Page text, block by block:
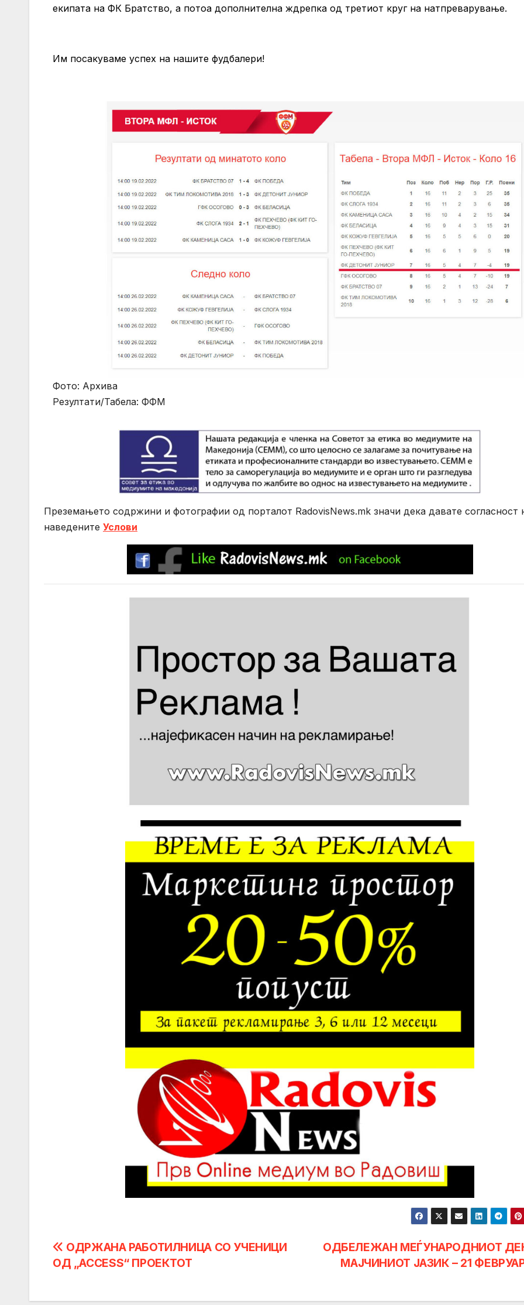
екипата на ФК Братство, а потоа дополнителна ждрепка од третиот круг на натпреварување.
Им посакуваме успех на нашите фудбалери!
Фото: Архива
Резултати/Табела: ФФМ
Преземањето содржини и фотографии од порталот RadovisNews.mk значи дека давате согласност
нaведените Услови
Post
navigation
ОДБЕЛЕЖАН МЕЃУНАРОДНИОТ
МАЈЧИНИОТ ЈАЗИК – 21
ОДРЖАНА РАБОТИЛНИЦА СО УЧЕНИЦИ
ОД „ACCESS“ ПРОЕКТОТ